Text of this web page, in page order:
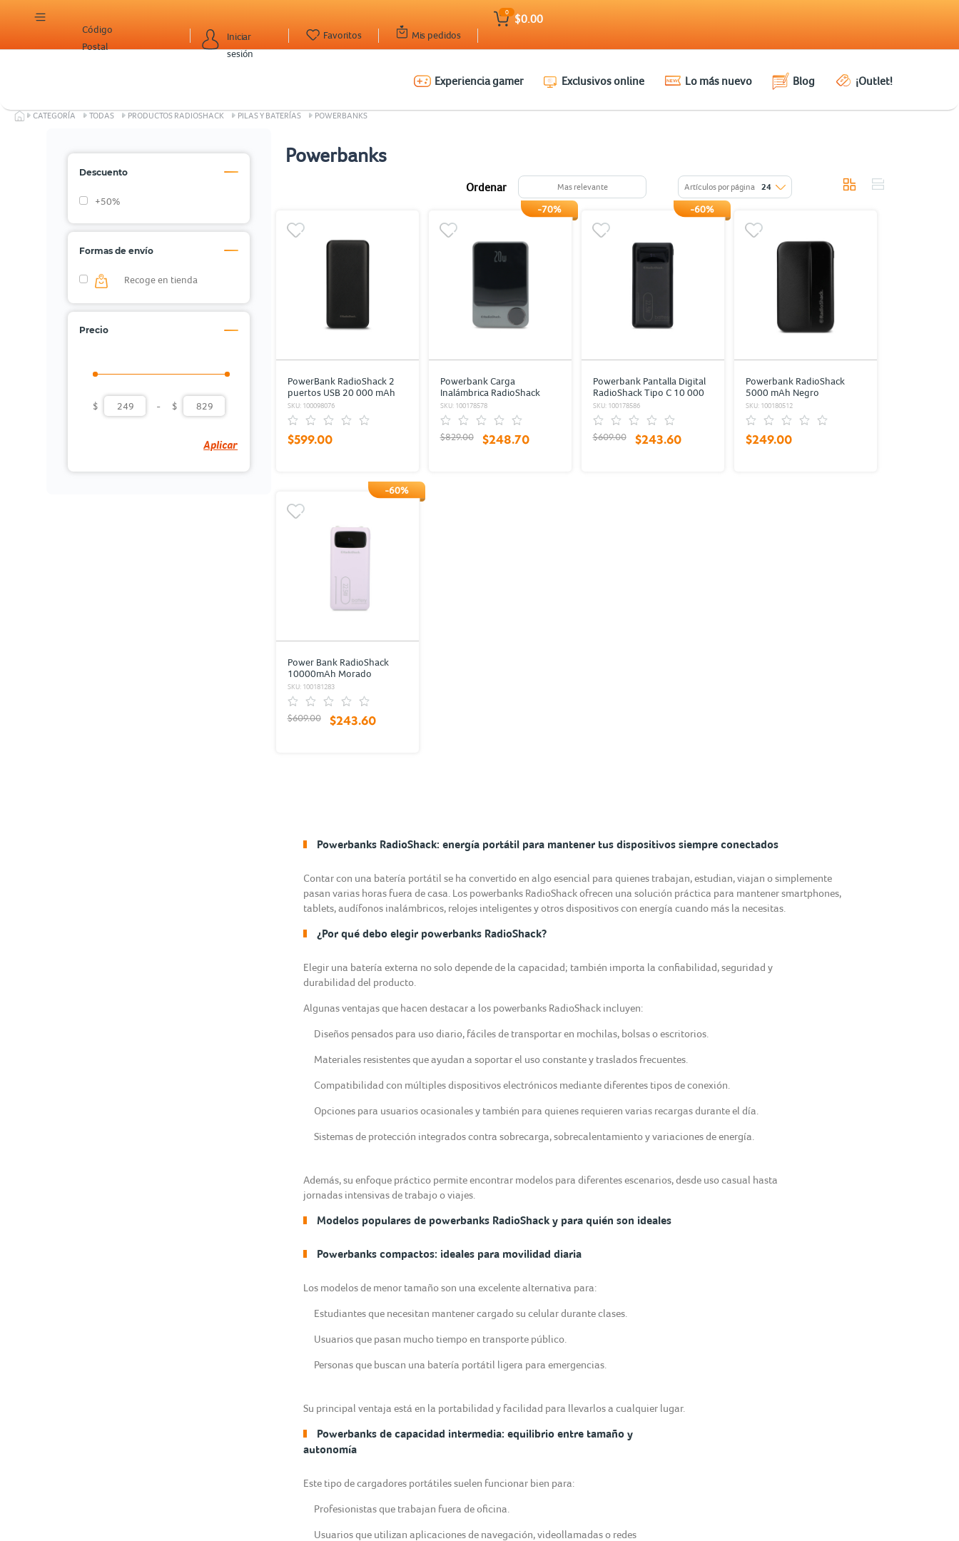
Iniciar
sesión
Código
Postal
Mis pedidos
Favoritos
0
$0.00
Experiencia gamer Exclusivos online Lo más nuevo Blog ¡Outlet!
CATEGORÍA TODAS PRODUCTOS RADIOSHACK PILAS Y BATERÍAS POWERBANKS
Descuento
+50%
Formas de envío
Recoge en tienda
Precio
$ - $
Aplicar
Powerbanks
Ordenar Mas relevante Artículos por página 24
PowerBank RadioShack 2
puertos USB 20 000 mAh
Negro
SKU: 100098076
$599.00
-70%
Powerbank Carga
Inalámbrica RadioShack
Tipo C 10 000 mAh Gris
SKU: 100178578
$829.00 $248.70
-60%
Powerbank Pantalla Digital
RadioShack Tipo C 10 000
mAh Negro
SKU: 100178586
$609.00 $243.60
Powerbank RadioShack
5000 mAh Negro
SKU: 100180512
$249.00
-60%
Power Bank RadioShack
10000mAh Morado
SKU: 100181283
$609.00 $243.60
Powerbanks RadioShack: energía portátil para mantener tus dispositivos siempre conectados
Contar con una batería portátil se ha convertido en algo esencial para quienes trabajan, estudian, viajan o simplemente
pasan varias horas fuera de casa. Los powerbanks RadioShack ofrecen una solución práctica para mantener smartphones,
tablets, audífonos inalámbricos, relojes inteligentes y otros dispositivos con energía cuando más la necesitas.
¿Por qué debo elegir powerbanks RadioShack?
Elegir una batería externa no solo depende de la capacidad; también importa la confiabilidad, seguridad y
durabilidad del producto.
Algunas ventajas que hacen destacar a los powerbanks RadioShack incluyen:
Diseños pensados para uso diario, fáciles de transportar en mochilas, bolsas o escritorios.
Materiales resistentes que ayudan a soportar el uso constante y traslados frecuentes.
Compatibilidad con múltiples dispositivos electrónicos mediante diferentes tipos de conexión.
Opciones para usuarios ocasionales y también para quienes requieren varias recargas durante el día.
Sistemas de protección integrados contra sobrecarga, sobrecalentamiento y variaciones de energía.
Además, su enfoque práctico permite encontrar modelos para diferentes escenarios, desde uso casual hasta
jornadas intensivas de trabajo o viajes.
Modelos populares de powerbanks RadioShack y para quién son ideales
Powerbanks compactos: ideales para movilidad diaria
Los modelos de menor tamaño son una excelente alternativa para:
Estudiantes que necesitan mantener cargado su celular durante clases.
Usuarios que pasan mucho tiempo en transporte público.
Personas que buscan una batería portátil ligera para emergencias.
Su principal ventaja está en la portabilidad y facilidad para llevarlos a cualquier lugar.
Powerbanks de capacidad intermedia: equilibrio entre tamaño y
autonomía
Este tipo de cargadores portátiles suelen funcionar bien para:
Profesionistas que trabajan fuera de oficina.
Usuarios que utilizan aplicaciones de navegación, videollamadas o redes